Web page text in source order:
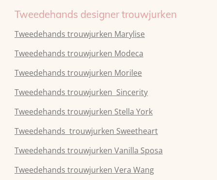
Tweedehands designer trouwjurken
Tweedehands trouwjurken Marylise
Tweedehands trouwjurken Modeca
Tweedehands trouwjurken Morilee
Tweedehands trouwjurken Sincerity
Tweedehands trouwjurken Stella York
Tweedehands trouwjurken Sweetheart
Tweedehands trouwjurken Vanilla Sposa
Tweedehands trouwjurken Vera Wang